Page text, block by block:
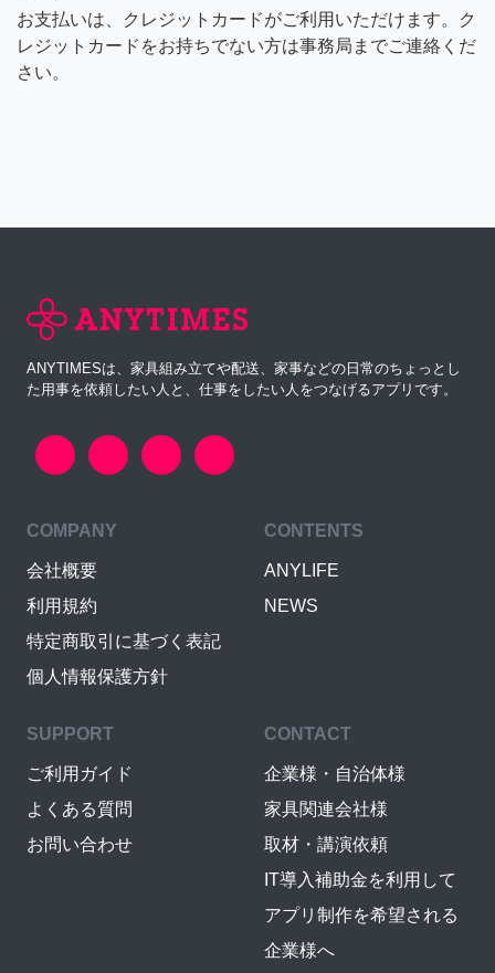
お支払いは、クレジットカードがご利用いただけます。ク
レジットカードをお持ちでない方は事務局までご連絡くだ
さい。
ANYTIMESは、家具組み立てや配送、家事などの日常のちょっとし
た用事を依頼したい人と、仕事をしたい人をつなげるアプリです。
COMPANY
会社概要
利用規約
特定商取引に基づく表記
個人情報保護方針
CONTENTS
ANYLIFE
NEWS
SUPPORT
ご利用ガイド
よくある質問
お問い合わせ
CONTACT
企業様・自治体様
家具関連会社様
取材・講演依頼
IT導入補助金を利用して
アプリ制作を希望される
企業様へ